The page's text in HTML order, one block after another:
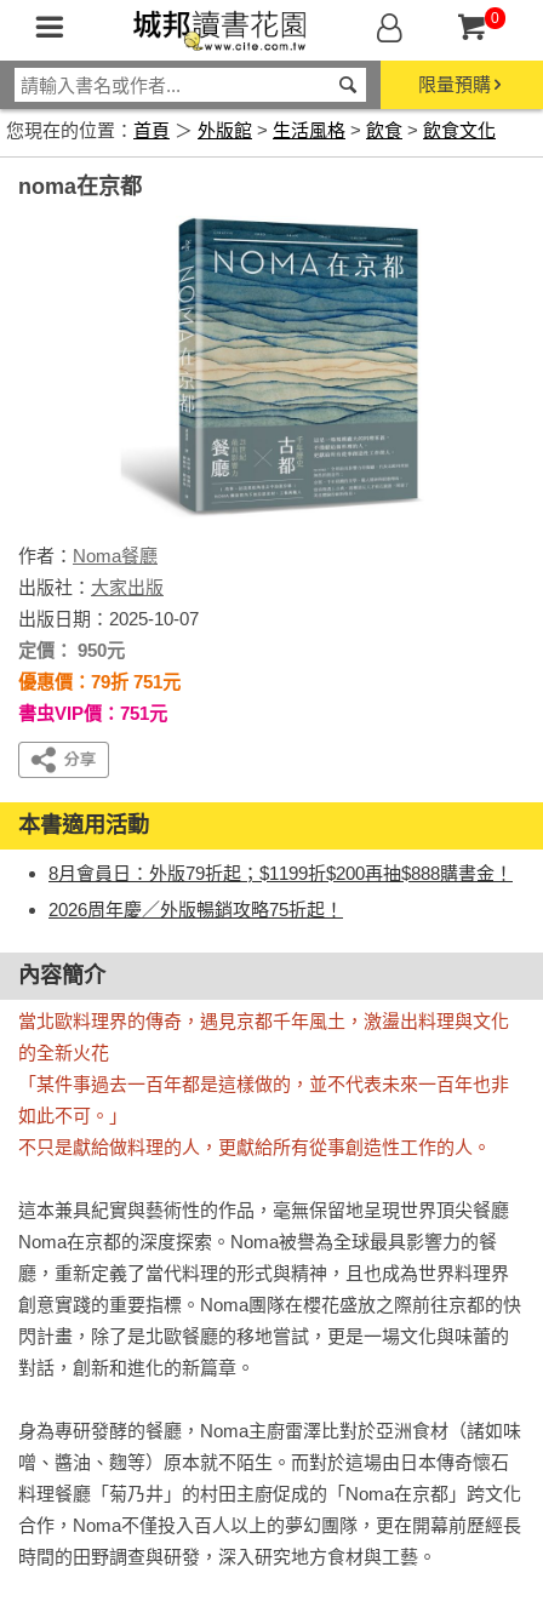
0
限量預購
您現在的位置： 首頁 ＞ 外版館 > 生活風格 > 飲食 > 飲食文化
noma在京都
作者： Noma餐廳
出版社： 大家出版
出版日期：2025-10-07
定價： 950元
優惠價：79折 751元
書虫VIP價：751元
本書適用活動
8月會員日：外版79折起；$1199折$200再抽$888購書金！
2026周年慶／外版暢銷攻略75折起！
內容簡介
當北歐料理界的傳奇，遇見京都千年風土，激盪出料理與文化
的全新火花
「某件事過去一百年都是這樣做的，並不代表未來一百年也非
如此不可。」
不只是獻給做料理的人，更獻給所有從事創造性工作的人。
這本兼具紀實與藝術性的作品，毫無保留地呈現世界頂尖餐廳
Noma在京都的深度探索。Noma被譽為全球最具影響力的餐
廳，重新定義了當代料理的形式與精神，且也成為世界料理界
創意實踐的重要指標。Noma團隊在櫻花盛放之際前往京都的快
閃計畫，除了是北歐餐廳的移地嘗試，更是一場文化與味蕾的
對話，創新和進化的新篇章。
身為專研發酵的餐廳，Noma主廚雷澤比對於亞洲食材（諸如味
噌、醬油、麴等）原本就不陌生。而對於這場由日本傳奇懷石
料理餐廳「菊乃井」的村田主廚促成的「Noma在京都」跨文化
合作，Noma不僅投入百人以上的夢幻團隊，更在開幕前歷經長
時間的田野調查與研發，深入研究地方食材與工藝。